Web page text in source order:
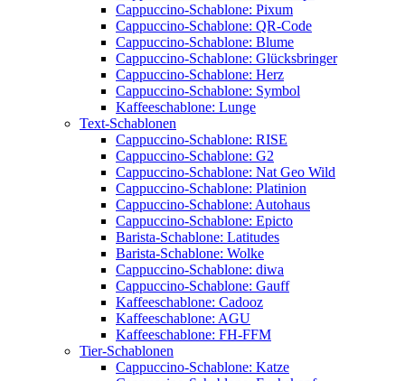
Cappuccino-Schablone: Pixum
Cappuccino-Schablone: QR-Code
Cappuccino-Schablone: Blume
Cappuccino-Schablone: Glücksbringer
Cappuccino-Schablone: Herz
Cappuccino-Schablone: Symbol
Kaffeeschablone: Lunge
Text-Schablonen
Cappuccino-Schablone: RISE
Cappuccino-Schablone: G2
Cappuccino-Schablone: Nat Geo Wild
Cappuccino-Schablone: Platinion
Cappuccino-Schablone: Autohaus
Cappuccino-Schablone: Epicto
Barista-Schablone: Latitudes
Barista-Schablone: Wolke
Cappuccino-Schablone: diwa
Cappuccino-Schablone: Gauff
Kaffeeschablone: Cadooz
Kaffeeschablone: AGU
Kaffeeschablone: FH-FFM
Tier-Schablonen
Cappuccino-Schablone: Katze